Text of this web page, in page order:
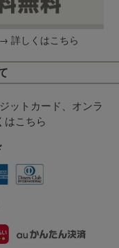
詳しくはこちら
ットカード、オンラ
はこちら